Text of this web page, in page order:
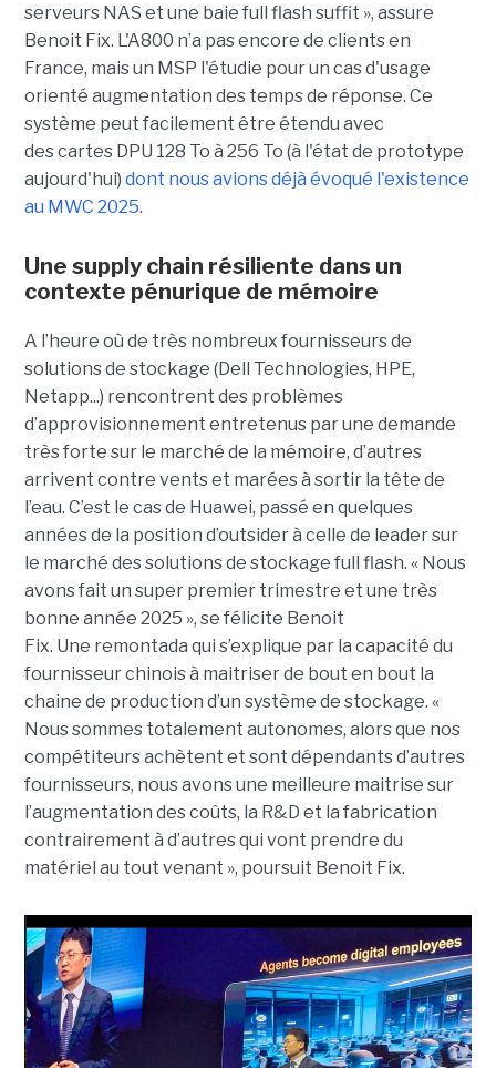
serveurs NAS et une baie full flash suffit », assure
Benoit Fix. L'A800 n’a pasencore de clientsen
France, mais un MSP l'étudie pour un cas d'usage
orienté augmentation des temps de réponse. Ce
système peut facilement être étendu avec
descartes DPU 128 To à 256 To (à l'état de prototype
aujourd'hui) dont nous avions déjà évoqué l'existence
au MWC 2025.
Une supply chain résiliente dans un
contexte pénurique de mémoire
A l’heure où de très nombreux fournisseurs de
solutions de stockage (Dell Technologies, HPE,
Netapp...) rencontrent des problèmes
d’approvisionnement entretenus par une demande
très forte sur le marché de la mémoire, d’autres
arrivent contre vents et marées à sortir la tête de
l’eau. C’est le cas de Huawei, passé en quelques
années de la position d’outsider à celle de leader sur
le marché des solutions de stockage full flash. « Nous
avons fait un super premier trimestre et une très
bonne année 2025 », se félicite Benoit
Fix. Une remontada qui s’explique par la capacité du
fournisseur chinois à maitriser de bout en bout la
chaine de production d’un système de stockage. «
Nous sommes totalement autonomes, alors que nos
compétiteurs achètent et sont dépendants d’autres
fournisseurs, nous avons une meilleure maitrise sur
l’augmentation des coûts, la R&D et la fabrication
contrairement à d’autres qui vont prendre du
matériel au tout venant », poursuit Benoit Fix.